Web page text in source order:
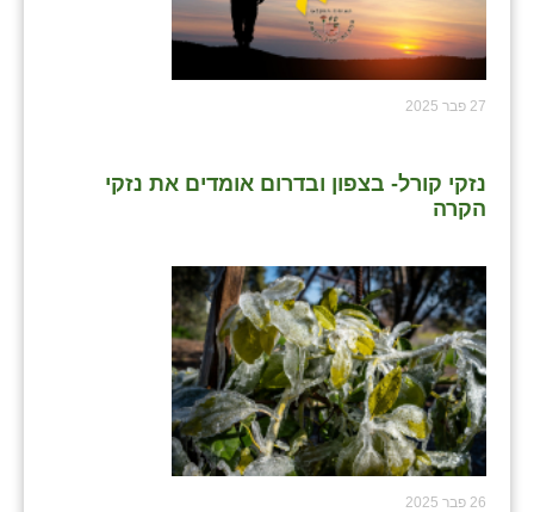
27 פבר 2025
נזקי קורל- בצפון ובדרום אומדים את נזקי
הקרה
26 פבר 2025